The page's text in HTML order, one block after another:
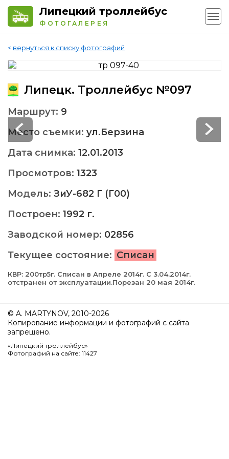
Липецкий троллейбус
ФОТОГАЛЕРЕЯ
< вернуться к списку фотографий
Липецк. Троллейбус №097
Маршрут: 9
Место съемки: ул.Берзина
Дата снимка: 12.01.2013
Просмотров: 1323
Модель: ЗиУ-682 Г (Г00)
Построен: 1992 г.
Заводской номер: 02856
Текущее состояние: Списан
КВР: 200тр5г. Cписан в Апреле 2014г. С 3.04.2014г.
отстранен от эксплуатации.Порезан 20 мая 2014г.
© A. MARTYNOV, 2010-2026
Копирование информации и фотографий с сайта
запрещено.
«Липецкий троллейбус»
Фотографий на сайте: 11427